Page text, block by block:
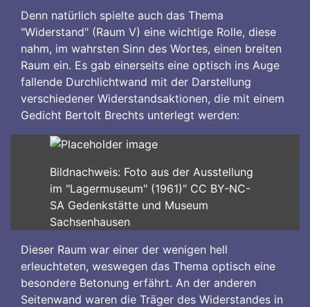
Denn natürlich spielte auch das Thema
"Widerstand" (Raum V) eine wichtige Rolle, diese
nahm, im wahrsten Sinn des Wortes, einen breiten
Raum ein. Es gab einerseits eine optisch ins Auge
fallende Durchlichtwand mit der Darstellung
verschiedener Widerstandsaktionen, die mit einem
Gedicht Bertolt Brechts unterlegt werden:
Bildnachweis: Foto aus der Ausstellung
im "Lagermuseum" (1961)" CC BY-NC-
SA Gedenkstätte und Museum
Sachsenhausen
Dieser Raum war einer der wenigen hell
erleuchteten, weswegen das Thema optisch eine
besondere Betonung erfährt. An der anderen
Seitenwand waren die Träger des Widerstandes in